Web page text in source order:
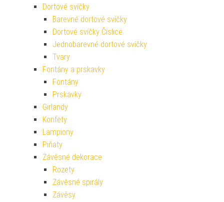
Dortové svíčky
Barevné dortové svíčky
Dortové svíčky Číslice
Jednobarevné dortové svíčky
Tvary
Fontány a prskavky
Fontány
Prskavky
Girlandy
Konfety
Lampiony
Piňaty
Závěsné dekorace
Rozety
Závěsné spirály
Závěsy